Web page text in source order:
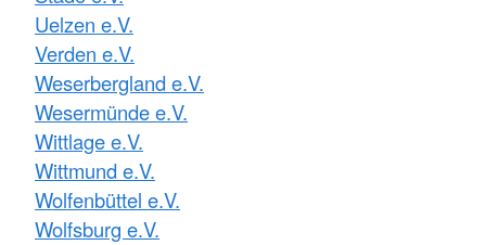
Uelzen e.V.
Verden e.V.
Weserbergland e.V.
Wesermünde e.V.
Wittlage e.V.
Wittmund e.V.
Wolfenbüttel e.V.
Wolfsburg e.V.